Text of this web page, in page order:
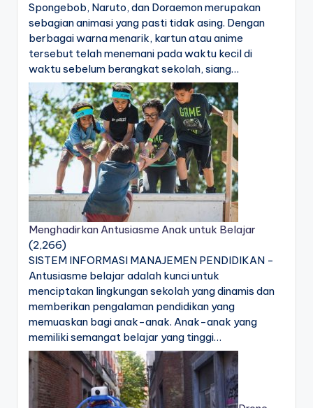
Spongebob, Naruto, dan Doraemon merupakan
sebagian animasi yang pasti tidak asing. Dengan
berbagai warna menarik, kartun atau anime
tersebut telah menemani pada waktu kecil di
waktu sebelum berangkat sekolah, siang…
Menghadirkan Antusiasme Anak untuk Belajar
(2,266)
SISTEM INFORMASI MANAJEMEN PENDIDIKAN -
Antusiasme belajar adalah kunci untuk
menciptakan lingkungan sekolah yang dinamis dan
memberikan pengalaman pendidikan yang
memuaskan bagi anak-anak. Anak-anak yang
memiliki semangat belajar yang tinggi…